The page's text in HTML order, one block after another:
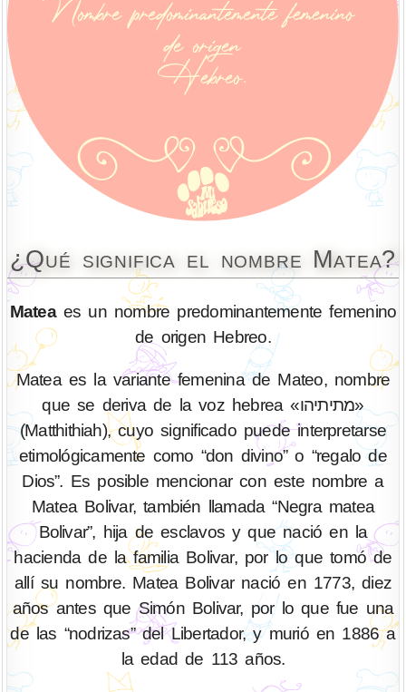
¿Qué significa el nombre Matea?
Mateaes un nombre predominantemente femenino
de origen Hebreo.
Matea es la variante femenina de Mateo, nombre
que se deriva de la voz hebrea «מתיתיהו»
(Matthithiah), cuyo significado puede interpretarse
etimológicamente como “don divino” o “regalo de
Dios”. Es posible mencionar con este nombre a
Matea Bolivar, también llamada “Negra matea
Bolivar”, hija de esclavos y que nació en la
hacienda de la familia Bolivar, por lo que tomó de
allí su nombre. Matea Bolivar nació en 1773, diez
años antes que Simón Bolivar, por lo que fue una
de las “nodrizas” del Libertador, y murió en 1886 a
la edad de 113 años.